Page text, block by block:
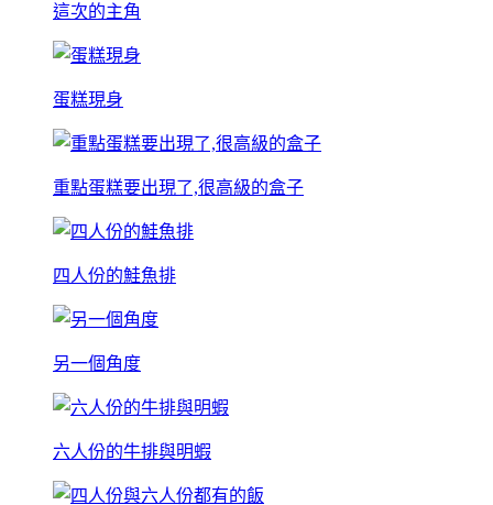
這次的主角
蛋糕現身
重點蛋糕要出現了,很高級的盒子
四人份的鮭魚排
另一個角度
六人份的牛排與明蝦